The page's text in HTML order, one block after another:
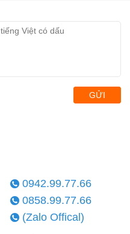
GỬI
0942.99.77.66
0858.99.77.66
(Zalo Offical)